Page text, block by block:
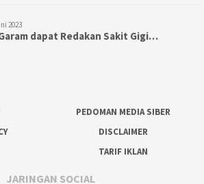
2023
dapat Redakan Sakit Gigi…
PEDOMAN MEDIA SIBER
DISCLAIMER
TARIF IKLAN
JARINGAN SOCIAL